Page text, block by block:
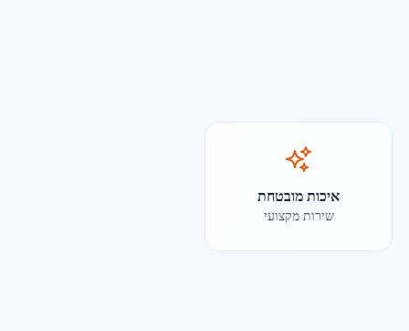
איכות מובטחת
שירות מקצועי